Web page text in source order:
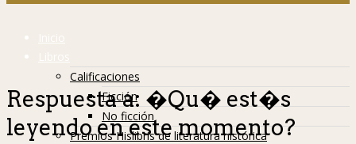
Inicio
Libros
Calificaciones
Ficción
No ficción
Premios Hislibris de literatura histórica
Respuesta a: �Qu� est�s
leyendo en este momento?